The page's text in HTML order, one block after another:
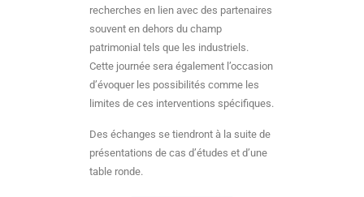
recherches en lien avec des partenaires
souvent en dehors du champ
patrimonial tels que les industriels.
Cette journée sera également l’occasion
d’évoquer les possibilités comme les
limites de ces interventions spécifiques.
Des échanges se tiendront à la suite de
présentations de cas d’études et d’une
table ronde.